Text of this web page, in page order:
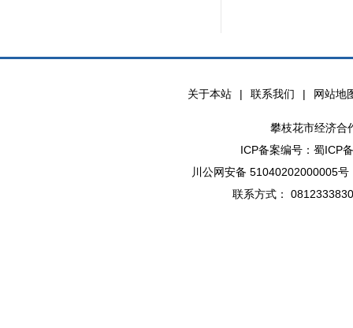
关于本站 | 联系我们 | 网站地
攀枝花市经济合
ICP备案编号：蜀ICP
川公网安备 51040202000005号
联系方式：